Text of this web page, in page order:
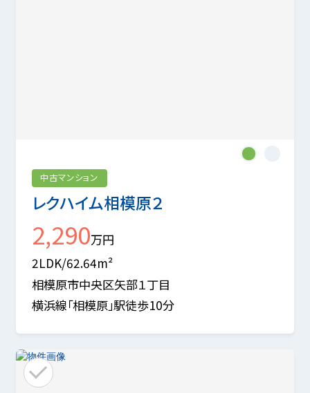
レクハイム相模原２
中古マンション
2,290万円
2LDK/62.64m²
相模原市中央区矢部１丁目
横浜線「相模原」駅徒歩10分